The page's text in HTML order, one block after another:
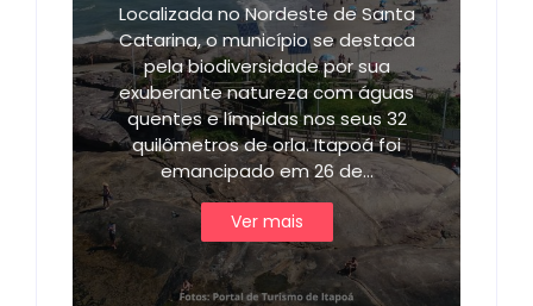
Localizada no Nordeste de Santa
Catarina, o município se destaca
pela biodiversidade por sua
exuberante natureza com águas
quentes e límpidas nos seus 32
quilômetros de orla. Itapoá foi
emancipado em 26 de…
Ver mais